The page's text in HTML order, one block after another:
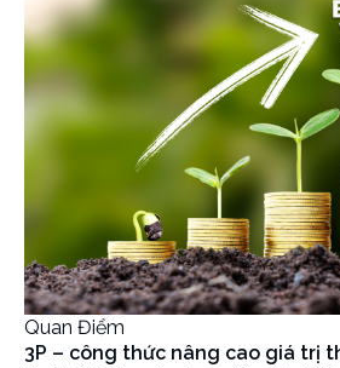
Quan Điểm
3P – công thức nâng cao giá trị